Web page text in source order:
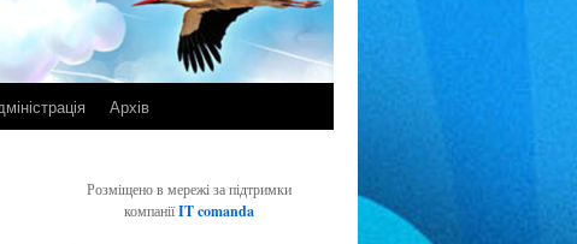
Архів
Розміщено в мережі за підтримки
компаніїIT comanda